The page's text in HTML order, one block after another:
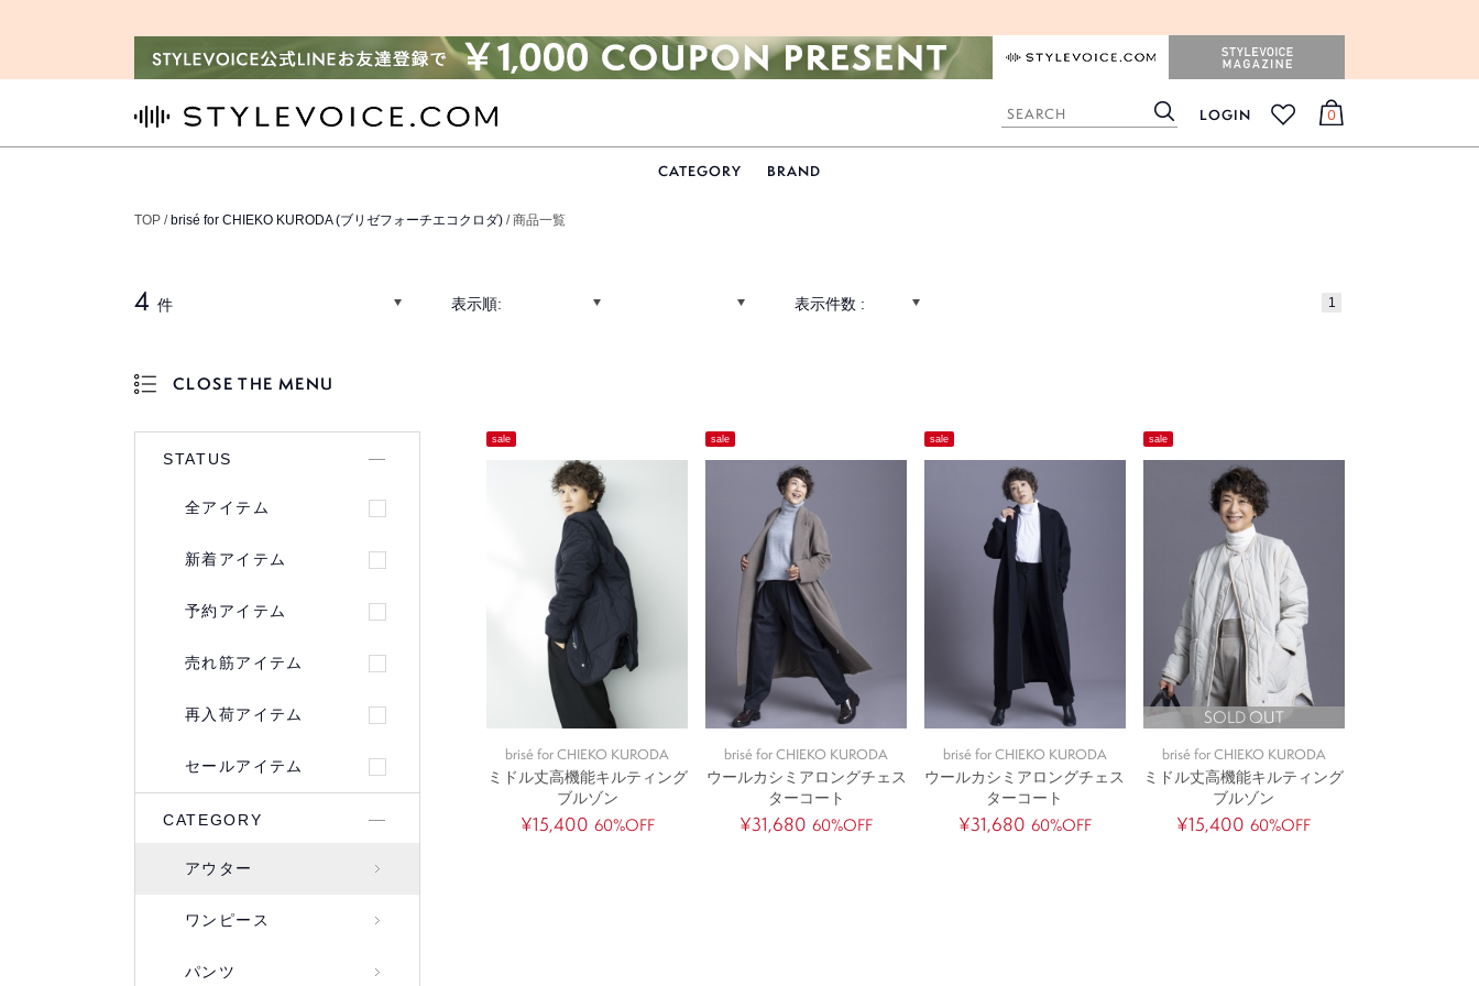
検
索
LOGIN
0
CATEGORY BRAND
TOP / brisé for CHIEKO KURODA (ブリゼフォーチエコクロダ) / 商品一覧
4 件 表示順: 表示件数 : 1
CLOSE THE MENU
STATUS
全アイテム
新着アイテム
予約アイテム
売れ筋アイテム
再入荷アイテム
セールアイテム
CATEGORY
アウター
ワンピース
パンツ
sale
brisé for CHIEKO KURODA
ミドル丈高機能キルティング
ブルゾン
¥15,400 60%OFF
sale
brisé for CHIEKO KURODA
ウールカシミアロングチェス
ターコート
¥31,680 60%OFF
sale
brisé for CHIEKO KURODA
ウールカシミアロングチェス
ターコート
¥31,680 60%OFF
sale
SOLD OUT
brisé for CHIEKO KURODA
ミドル丈高機能キルティング
ブルゾン
¥15,400 60%OFF